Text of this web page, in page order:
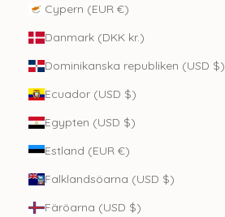
Cypern (EUR €)
Danmark (DKK kr.)
Dominikanska republiken (USD $)
Ecuador (USD $)
Egypten (USD $)
Estland (EUR €)
Falklandsöarna (USD $)
Färöarna (USD $)